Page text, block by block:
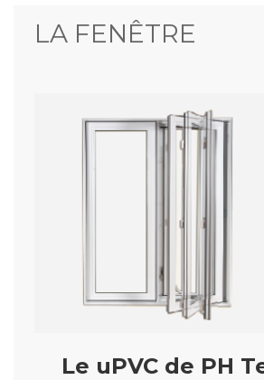
LA FENÊTRE
Le uPVC de PH